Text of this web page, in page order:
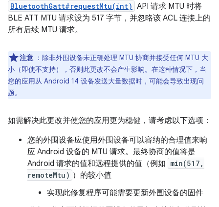
BluetoothGatt#requestMtu(int) API 请求 MTU 时将
BLE ATT MTU 请求设为 517 字节，并忽略该 ACL 连接上的
所有后续 MTU 请求。
注意 ：除非外围设备未正确处理 MTU 协商并接受任何 MTU 大
小（即使不支持），否则此更改不会产生影响。在这种情况下，当
您的应用从 Android 14 设备发送大量数据时，可能会导致出现问
题。
如需解决此更改并使您的应用更为稳健，请考虑以下选项：
您的外围设备应使用外围设备可以容纳的合理值来响
应 Android 设备的 MTU 请求。最终协商的值将是
Android 请求的值和远程提供的值（例如 min(517,
remoteMtu) ）的较小值
实现此修复程序可能需要更新外围设备的固件